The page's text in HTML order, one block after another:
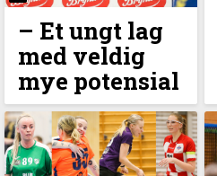
– Et ungt lag
med veldig
mye potensial